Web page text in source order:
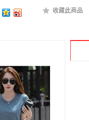
收藏此商品